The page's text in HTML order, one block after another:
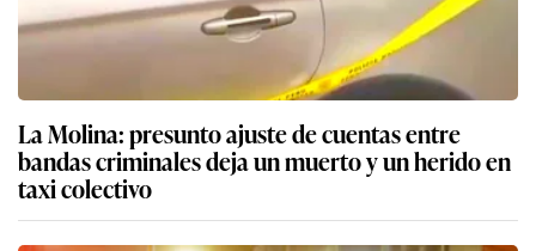
La Molina: presunto ajuste de cuentas entre
bandas criminales deja un muerto y un herido en
taxi colectivo